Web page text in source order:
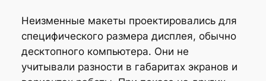
Неизменные макеты проектировались для
специфического размера дисплея, обычно
десктопного компьютера. Они не
учитывали разности в габаритах экранов и